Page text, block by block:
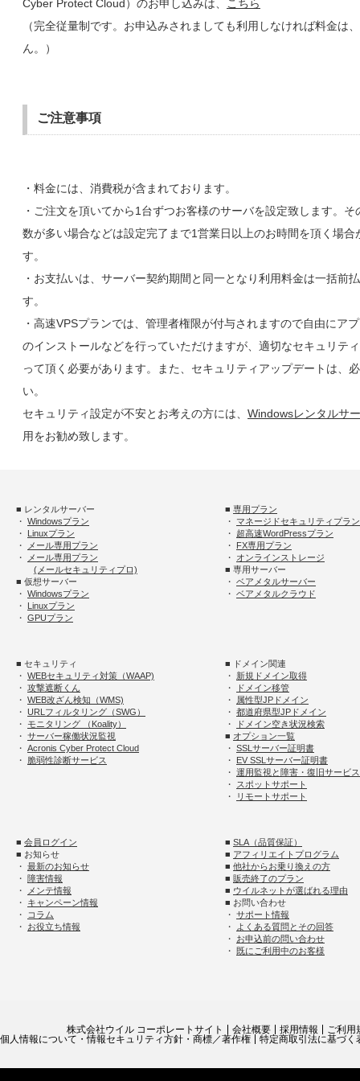
Cyber Protect Cloud）のお申し込みは、
こちら
（完全従量制です。お申込みされましても利用しなければ料金は
ん。）
ご注意事項
・料金には、消費税が含まれております。
・ご注文を頂いてから1台ずつお客様のサーバを設定致します。そ
数が多い場合などは設定完了まで1営業日以上のお時間を頂く場合
す。
・お支払いは、サーバー契約期間と同一となり利用料金は一括前
す。
・高速VPSプランでは、管理者権限が付与されますので自由にア
のインストールなどを行っていただけますが、適切なセキュリテ
って頂く必要があります。また、セキュリティアップデートは、
い。
セキュリティ設定が不安とお考えの方には、 Windowsレンタルサ
用をお勧め致します。
■ レンタルサーバー ■ 専用プラン
・ Windowsプラン ・ マネージドセキュリティプラン
・ Linuxプラン ・ 超高速WordPressプラン
・
メール専用プラン ・ FX専用プラン
・
メール専用プラン ・ オンラインストレージ
(メールセキュリティプロ)
■ 専用サーバー
■ 仮想サーバー
・ ベアメタルサーバー
・ Windowsプラン ・ ベアメタルクラウド
・ Linuxプラン
・ GPUプラン
■ セキュリティ
■ ドメイン関連
・ WEBセキュリティ対策（WAAP) ・ 新規ドメイン取得
・ 攻撃遮断くん ・
ドメイン移管
・ WEB改ざん検知（WMS) ・
属性型JPドメイン
・ URLフィルタリング（SWG） ・ 都道府県型JPドメイン
・ モニタリング （Koality） ・
ドメイン空き状況検索
・ サーバー稼働状況監視 ■ オプション一覧
・ Acronis Cyber Protect Cloud ・ SSLサーバー証明書
・ 脆弱性診断サービス ・ EV SSLサーバー証明書
・ 運用監視と障害・復旧サービス
・ スポットサポート
・
リモートサポート
■ 会員ログイン ■ SLA（品質保証）
■ お知らせ
■ アフィリエイトプログラム
・ 最新のお知らせ ■ 他社からお乗り換えの方
・ 障害情報 ■ 販売終了のプラン
・
メンテ情報 ■ ウイルネットが選ばれる理由
・ キャンペーン情報
■ お問い合わせ
・
コラム ・ サポート情報
・ お役立ち情報 ・
よくある質問とその回答
・ お申込前の問い合わせ
・ 既にご利用中のお客様
株式会社ウイル コーポレートサイト 会社概要 採用情報
ご利用
個人情報について・情報セキュリティ方針・商標／著作権
特定商取引法に基づく